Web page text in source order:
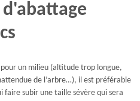
un milieu (altitude trop longue,
de l’arbre…), il est préférable
subir une taille sévère qui sera